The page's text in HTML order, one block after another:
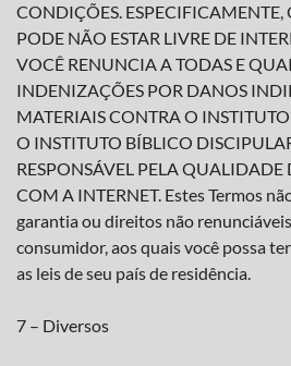
CONDIÇÕES. ESPECIFICAMENTE,
PODE NÃO ESTAR LIVRE DE
VOCÊ RENUNCIA A TODAS E
INDENIZAÇÕES POR DANOS
MATERIAIS CONTRA O
O INSTITUTO BÍBLICO
RESPONSÁVEL PELA QUALIDADE
COM A INTERNET. Estes Termos
garantia ou direitos não
consumidor, aos quais você possa
as leis de seu país de residência.
7 – Diversos